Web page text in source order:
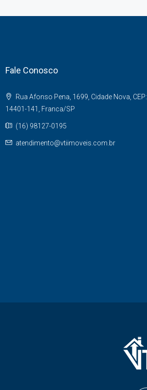
Fale Conosco
Rua Afonso Pena, 1699, Cidade Nova, CEP:
14401-141, Franca/SP
(16) 98127-0195
atendimento@vtiimoveis.com.br